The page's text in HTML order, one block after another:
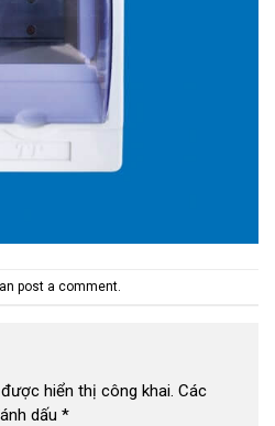
post a comment
hiển thị công khai. Các
dấu *